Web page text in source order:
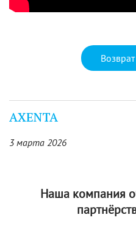
AXENTA
3 марта 2026
Наша компания